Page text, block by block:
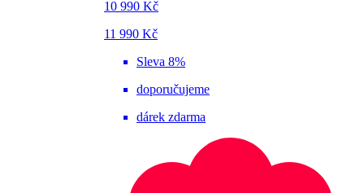
10 990 Kč
11 990 Kč
Sleva 8%
doporučujeme
dárek zdarma